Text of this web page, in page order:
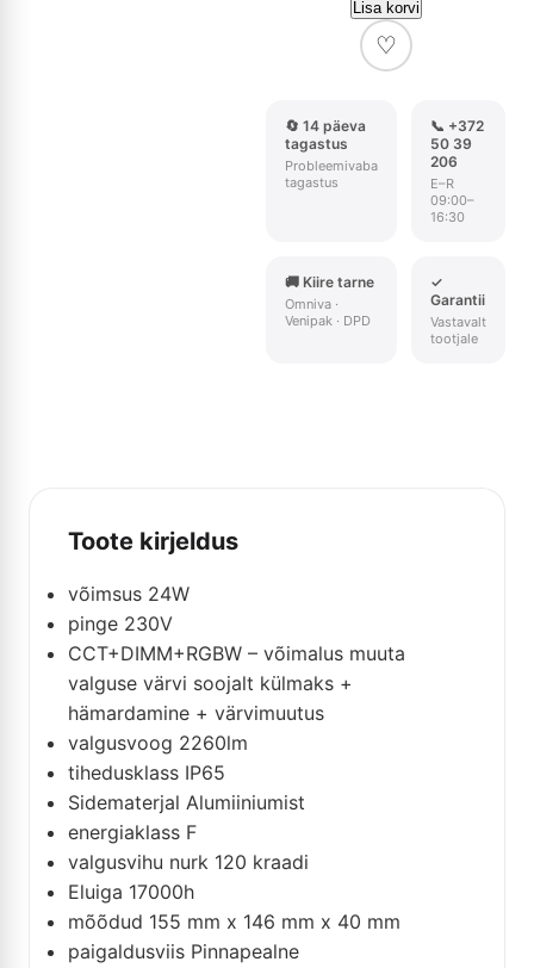
Lisa korvi
♡
🔄 14 päeva
tagastus
Probleemivaba
tagastus
📞 +372
50 39
206
E–R
09:00–
16:30
🚚 Kiire tarne
Omniva ·
Venipak · DPD
✓
Garantii
Vastavalt
tootjale
Toote kirjeldus
võimsus 24W
pinge 230V
CCT+DIMM+RGBW – võimalus muuta
valguse värvi soojalt külmaks +
hämardamine + värvimuutus
valgusvoog 2260lm
tihedusklass IP65
Sidematerjal Alumiiniumist
energiaklass F
valgusvihu nurk 120 kraadi
Eluiga 17000h
mõõdud 155 mm x 146 mm x 40 mm
paigaldusviis Pinnapealne